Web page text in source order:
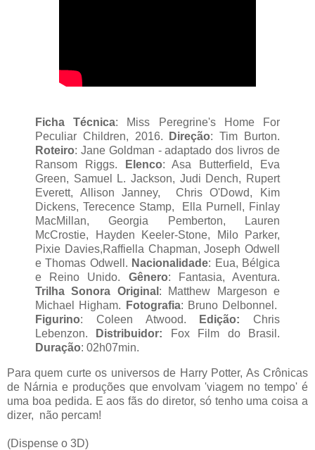
Ficha Técnica: Miss Peregrine's Home For
Peculiar Children, 2016.
Direção: Tim Burton.
Roteiro: Jane Goldman - adaptado dos livros de
Ransom Riggs.
Elenco: Asa Butterfield, Eva
Green, Samuel L. Jackson, Judi Dench, Rupert
Everett, Allison Janney, Chris O'Dowd, Kim
Dickens, Terecence Stamp, Ella Purnell, Finlay
MacMillan, Georgia Pemberton, Lauren
McCrostie, Hayden Keeler-Stone, Milo Parker,
Pixie Davies,Raffiella Chapman, Joseph Odwell
e Thomas Odwell. Nacionalidade: Eua, Bélgica
e Reino Unido. Gênero: Fantasia, Aventura.
Trilha Sonora Original : Matthew Margeson e
Michael Higham.
Fotografia: Bruno Delbonnel.
Figurino: Coleen Atwood. Edição: Chris
Lebenzon.
Distribuidor: Fox Film do Brasil.
Duração: 02h07min.
Para quem curte os universos de Harry Potter, As Crônicas
de Nárnia e produções que envolvam 'viagem no tempo' é
uma boa pedida. E aos fãs do diretor, só tenho uma coisa a
dizer, não percam!
(Dispense o 3D)